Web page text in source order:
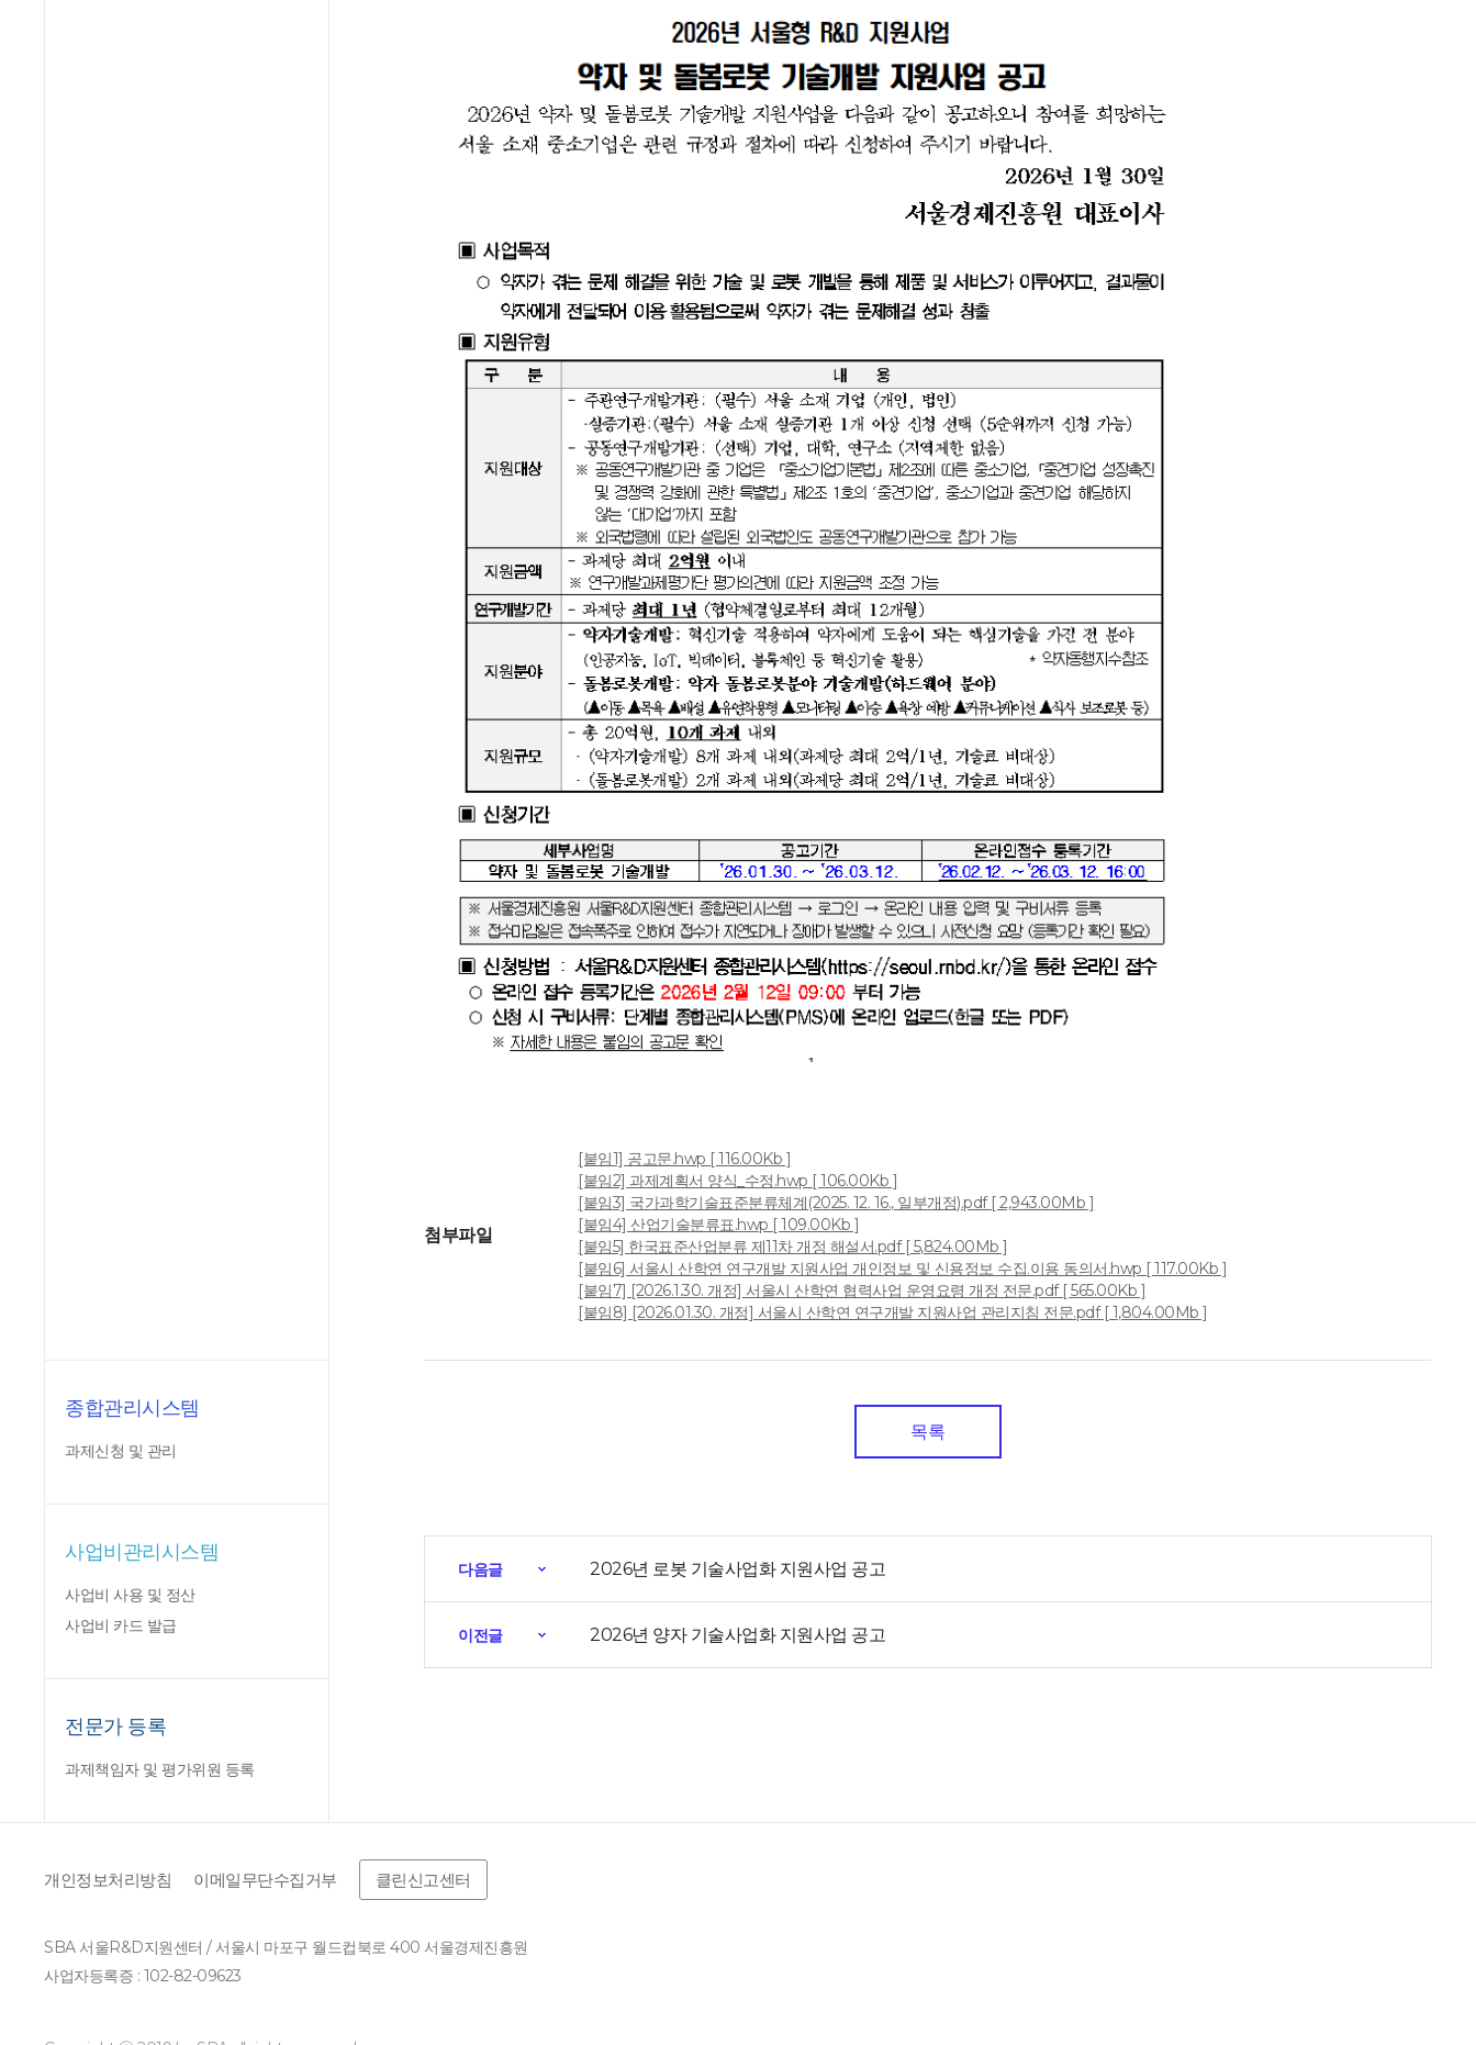
종합관리시스템
과제신청 및 관리
사업비관리시스템
사업비 사용 및 정산
사업비 카드 발급
전문가 등록
과제책임자 및 평가위원 등록
첨부파일
[붙임1] 공고문.hwp [ 116.00Kb ]
[붙임2] 과제계획서 양식_수정.hwp [ 106.00Kb ]
[붙임3] 국가과학기술표준분류체계(2025. 12. 16., 일부개정).pdf [ 2,943.00Mb ]
[붙임4] 산업기술분류표.hwp [ 109.00Kb ]
[붙임5] 한국표준산업분류 제11차 개정 해설서.pdf [ 5,824.00Mb ]
[붙임6] 서울시 산학연 연구개발 지원사업 개인정보 및 신용정보 수집․이용 동의서.hwp [ 117.00Kb ]
[붙임7] [2026.1.30. 개정] 서울시 산학연 협력사업 운영요령 개정 전문.pdf [ 565.00Kb ]
[붙임8] [2026.01.30. 개정] 서울시 산학연 연구개발 지원사업 관리지침 전문.pdf [ 1,804.00Mb ]
목록
다음글 2026년 로봇 기술사업화 지원사업 공고
이전글 2026년 양자 기술사업화 지원사업 공고
개인정보처리방침 이메일무단수집거부 클린신고센터
SBA 서울R&D지원센터 / 서울시 마포구 월드컵북로 400 서울경제진흥원
사업자등록증 : 102-82-09623